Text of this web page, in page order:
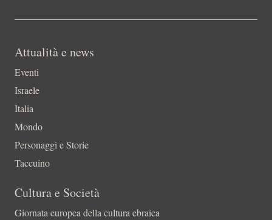
Attualità e news
Eventi
Israele
Italia
Mondo
Personaggi e Storie
Taccuino
Cultura e Società
Giornata europea della cultura ebraica